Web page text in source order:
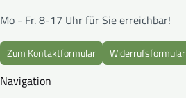
Mo - Fr. 8-17 Uhr für Sie erreichbar!
Zum Kontaktformular Widerrufsformular
Navigation